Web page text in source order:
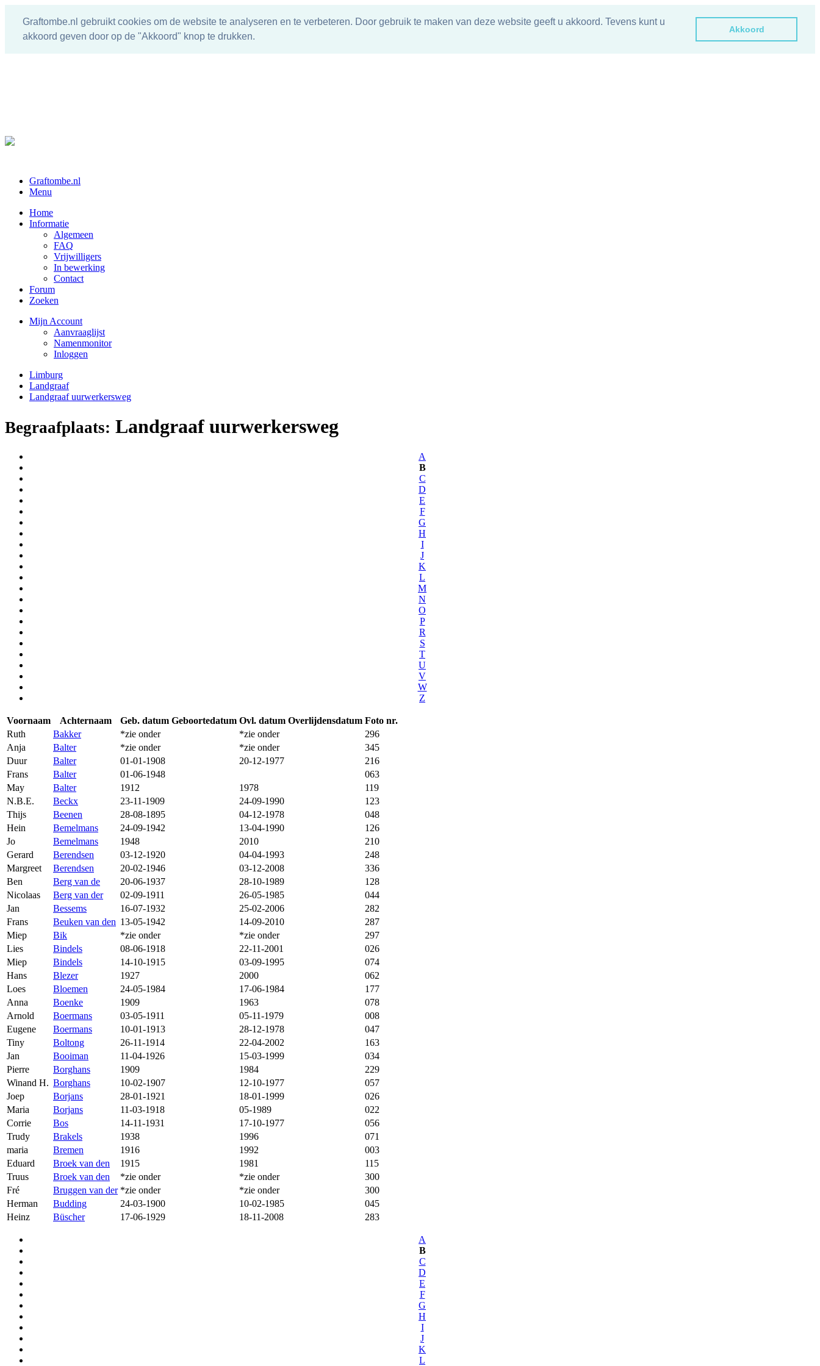
Graftombe.nl gebruikt cookies om de website te analyseren en te verbeteren. Door gebruik te maken van deze website geeft u akkoord. Tevens kunt u
akkoord geven door op de "Akkoord" knop te drukken.
Akkoord
Graftombe.nl
Menu
Home
Informatie
Algemeen
FAQ
Vrijwilligers
In bewerking
Contact
Forum
Zoeken
Mijn Account
Aanvraaglijst
Namenmonitor
Inloggen
Limburg
Landgraaf
Landgraaf uurwerkersweg
Begraafplaats: Landgraaf uurwerkersweg
A
B
C
D
E
F
G
H
I
J
K
L
M
N
O
P
R
S
T
U
V
W
Z
Voornaam Achternaam Geb. datum Geboortedatum Ovl. datum Overlijdensdatum Foto nr.
Ruth
Bakker *zie onder *zie onder
296
Anja
Balter *zie onder *zie onder
345
Duur
Balter 01-01-1908 20-12-1977
216
Frans
Balter 01-06-1948
063
May
Balter 1912 1978
119
N.B.E.
Beckx 23-11-1909 24-09-1990
123
Thijs
Beenen 28-08-1895 04-12-1978
048
Hein
Bemelmans 24-09-1942 13-04-1990
126
Jo
Bemelmans 1948 2010
210
Gerard
Berendsen 03-12-1920 04-04-1993
248
Margreet
Berendsen 20-02-1946 03-12-2008
336
Ben
Berg van de 20-06-1937 28-10-1989
128
Nicolaas
Berg van der 02-09-1911 26-05-1985
044
Jan
Bessems 16-07-1932 25-02-2006
282
Frans
Beuken van den 13-05-1942 14-09-2010
287
Miep
Bik *zie onder *zie onder
297
Lies
Bindels 08-06-1918 22-11-2001
026
Miep
Bindels 14-10-1915 03-09-1995
074
Hans
Blezer 1927 2000
062
Loes
Bloemen 24-05-1984 17-06-1984
177
Anna
Boenke 1909 1963
078
Arnold
Boermans 03-05-1911 05-11-1979
008
Eugene
Boermans 10-01-1913 28-12-1978
047
Tiny
Boltong 26-11-1914 22-04-2002
163
Jan
Booiman 11-04-1926 15-03-1999
034
Pierre
Borghans 1909 1984
229
Winand H. Borghans 10-02-1907 12-10-1977
057
Joep
Borjans 28-01-1921 18-01-1999
026
Maria
Borjans 11-03-1918 05-1989
022
Corrie
Bos 14-11-1931 17-10-1977
056
Trudy
Brakels 1938 1996
071
maria
Bremen 1916 1992
003
Eduard
Broek van den 1915 1981
115
Truus
Broek van den *zie onder *zie onder
300
Fré
Bruggen van der *zie onder *zie onder
300
Herman
Budding 24-03-1900 10-02-1985
045
Heinz
Büscher 17-06-1929 18-11-2008 283
A
B
C
D
E
F
G
H
I
J
K
L